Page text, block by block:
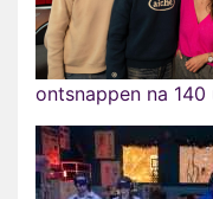
ontsnappen na